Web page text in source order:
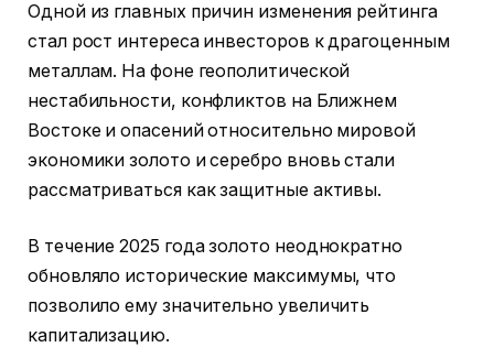
Одной из главных причин изменения рейтинга
стал рост интереса инвесторов к драгоценным
металлам. На фоне геополитической
нестабильности, конфликтов на Ближнем
Востоке и опасений относительно мировой
экономики золото и серебро вновь стали
рассматриваться как защитные активы.
В течение 2025 года золото неоднократно
обновляло исторические максимумы, что
позволило ему значительно увеличить
капитализацию.